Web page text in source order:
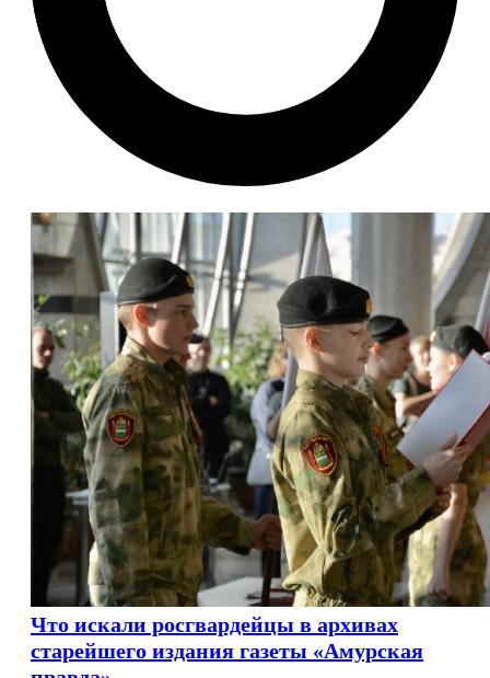
Что искали росгвардейцы в архивах
старейшего издания газеты «Амурская